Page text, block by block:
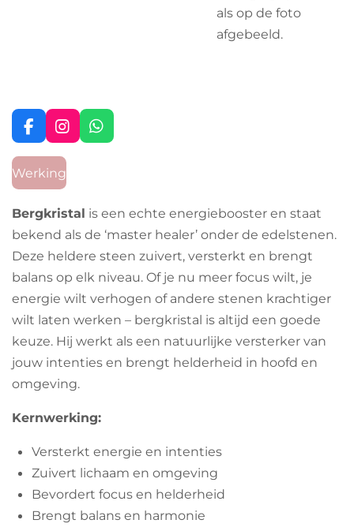
als op de foto
afgebeeld.
F
a
e
b
o
o
k
I
n
s
t
a
g
r
a
m
W
h
A
p
p
Werking
Bergkristal is een echte energiebooster en staat
bekend als de ‘master healer’ onder de edelstenen.
Deze heldere steen zuivert, versterkt en brengt
balans op elk niveau. Of je nu meer focus wilt, je
energie wilt verhogen of andere stenen krachtiger
wilt laten werken – bergkristal is altijd een goede
keuze. Hij werkt als een natuurlijke versterker van
jouw intenties en brengt helderheid in hoofd en
omgeving.
Kernwerking:
Versterkt energie en intenties
Zuivert lichaam en omgeving
Bevordert focus en helderheid
Brengt balans en harmonie